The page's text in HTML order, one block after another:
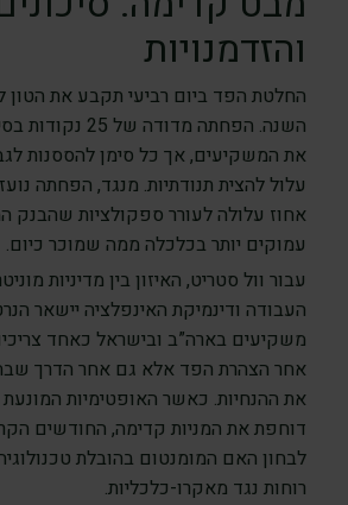
והזדמנויות
החלטת הפד ביום רביעי תקבע את הטון
השנה. הפחתה מדודה
את המשקיעים, אך כל סימן להססנות
עלול להצית תנודתיות. מנגד, הפחתה
אחוז עלולה לעורר ספקולציות שהבנק
עמוקים יותר בכלכלה ממה שמוכר כיום.
עבור וול סטריט, האיזון בין מדיניות
העבודה ודינמיקת האינפלציה יישאר
משקיעים בארה”ב ובישראל כאחד
אחר הצהרת הפד אלא גם אחר הדרך
דוחפת את המניות קדימה, החודשים
לבחון האם המומנטום בהובלת
רוחות נגד מאקרו-כלכליות.